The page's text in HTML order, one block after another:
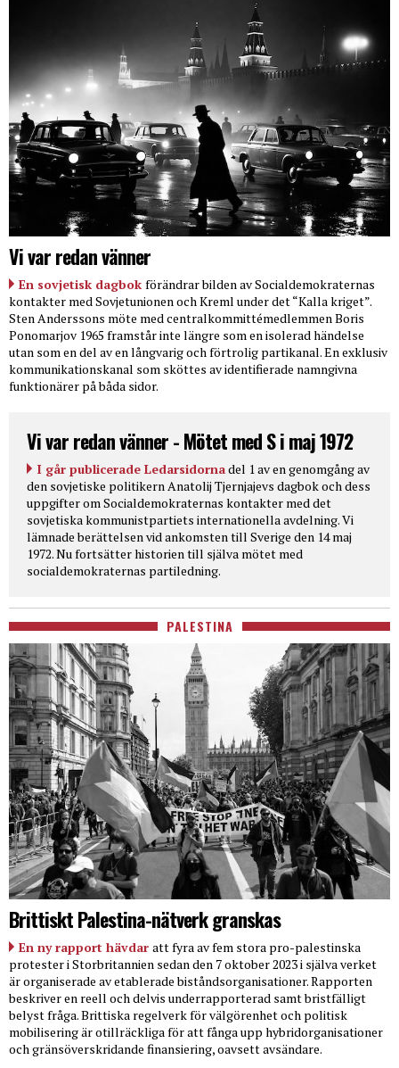
Vi var redan vänner
En sovjetisk dagbok förändrar bilden av Socialdemokraternas
kontakter med Sovjetunionen och Kreml under det “Kalla kriget”.
Sten Anderssons möte med centralkommittémedlemmen Boris
Ponomarjov 1965 framstår inte längre som en isolerad händelse
utan som en del av en långvarig och förtrolig partikanal. En exklusiv
kommunikationskanal som sköttes av identifierade namngivna
funktionärer på båda sidor.
Vi var redan vänner - Mötet med S i maj 1972
I går publicerade Ledarsidornadel 1 av en genomgång av
den sovjetiske politikern Anatolij Tjernjajevs dagbok och dess
uppgifter om Socialdemokraternas kontakter med det
sovjetiska kommunistpartiets internationella avdelning. Vi
lämnade berättelsen vid ankomsten till Sverige den 14 maj
1972. Nu fortsätter historien till själva mötet med
socialdemokraternas partiledning.
PALESTINA
Brittiskt Palestina-nätverk granskas
En ny rapport hävdar att fyra av fem stora pro-palestinska
protester i Storbritannien sedan den 7 oktober 2023 i själva verket
är organiserade av etablerade biståndsorganisationer. Rapporten
beskriver en reell och delvis underrapporterad samt bristfälligt
belyst fråga. Brittiska regelverk för välgörenhet och politisk
mobilisering är otillräckliga för att fånga upp hybridorganisationer
och gränsöverskridande finansiering, oavsett avsändare.